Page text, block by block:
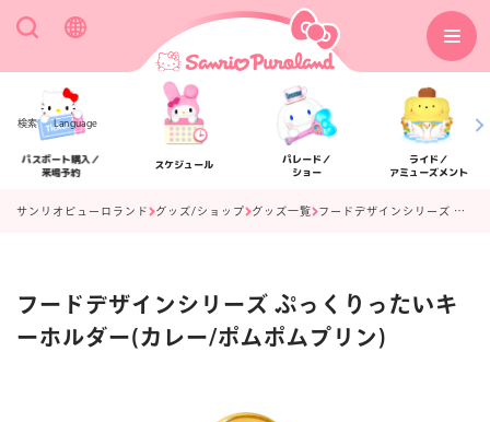
検索 Language
パスポート購入／
来場予約
スケジュール
パレード／
ショー
ライド／
アミューズメント
アクセス フロアマップ
サンリオピューロランド グッズ/ショップ グッズ一覧 フードデザインシリーズ ぷっくりったいキーホルダー(カレー/ポムポムプリン)
フードデザインシリーズ ぷっくりったいキ
ーホルダー(カレー/ポムポムプリン)